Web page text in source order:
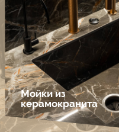
Мойки из
керамокранита